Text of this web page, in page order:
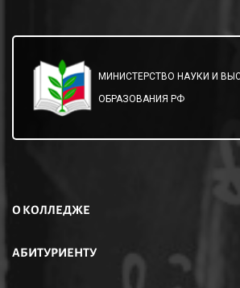
МИНИСТЕРСТВО НАУКИ И
ОБРАЗОВАНИЯ РФ
О КОЛЛЕДЖЕ
АБИТУРИЕНТУ